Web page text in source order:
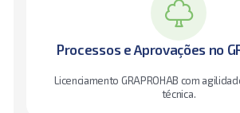
Processos e Aprovações no
Licenciamento GRAPROHAB com
técnica.